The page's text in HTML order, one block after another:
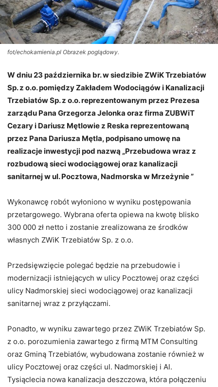
fot/echokamienia.pl Obrazek poglądowy.
W dniu 23 października br. w siedzibie ZWiK Trzebiatów
Sp. z o.o. pomiędzy Zakładem Wodociągów i Kanalizacji
Trzebiatów Sp. z o.o. reprezentowanym przez Prezesa
zarządu Pana Grzegorza Jelonka oraz firma ZUBWiT
Cezary i Dariusz Mętlowie z Reska reprezentowaną
przez Pana Dariusza Mętla, podpisano umowę na
realizacje inwestycji pod nazwą „Przebudowa wraz z
rozbudową sieci wodociągowej oraz kanalizacji
sanitarnej w ul. Pocztowa, Nadmorska w Mrzeżynie ”
Wykonawcę robót wyłoniono w wyniku postępowania
przetargowego. Wybrana oferta opiewa na kwotę blisko
300 000 zł netto i zostanie zrealizowana ze środków
własnych ZWiK Trzebiatów Sp. z o.o.
Przedsięwzięcie polegać będzie na przebudowie i
modernizacji istniejących w ulicy Pocztowej oraz części
ulicy Nadmorskiej sieci wodociągowej oraz kanalizacji
sanitarnej wraz z przyłączami.
Ponadto, w wyniku zawartego przez ZWiK Trzebiatów Sp.
z o.o. porozumienia zawartego z firmą MTM Consulting
oraz Gminą Trzebiatów, wybudowana zostanie również w
ulicy Pocztowej oraz części ul. Nadmorskiej i Al.
Tysiąclecia nowa kanalizacja deszczowa, która połączeniu